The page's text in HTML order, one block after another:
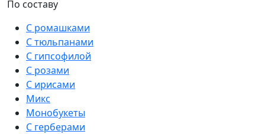
По составу
С ромашками
С тюльпанами
С гипсофилой
С розами
С ирисами
Микс
Монобукеты
С герберами